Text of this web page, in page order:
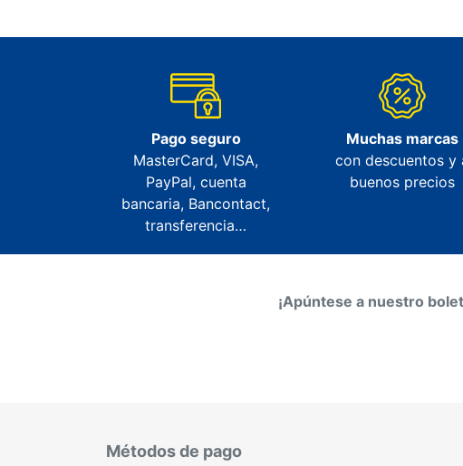
Pago seguro
MasterCard, VISA,
PayPal, cuenta
bancaria, Bancontact,
transferencia…
Muchas marcas
con descuentos y
buenos precios
¡Apúntese a nuestro
Métodos de pago